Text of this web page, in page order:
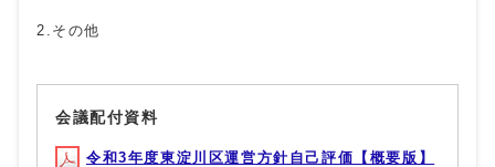
2.その他
会議配付資料
令和3年度東淀川区運営方針自己評価【概要版】